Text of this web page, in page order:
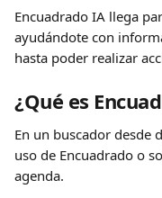
Encuadrado IA llega
ayudándote con
hasta poder realizar
¿Qué es
En un buscador desde
uso de Encuadrado o
agenda.